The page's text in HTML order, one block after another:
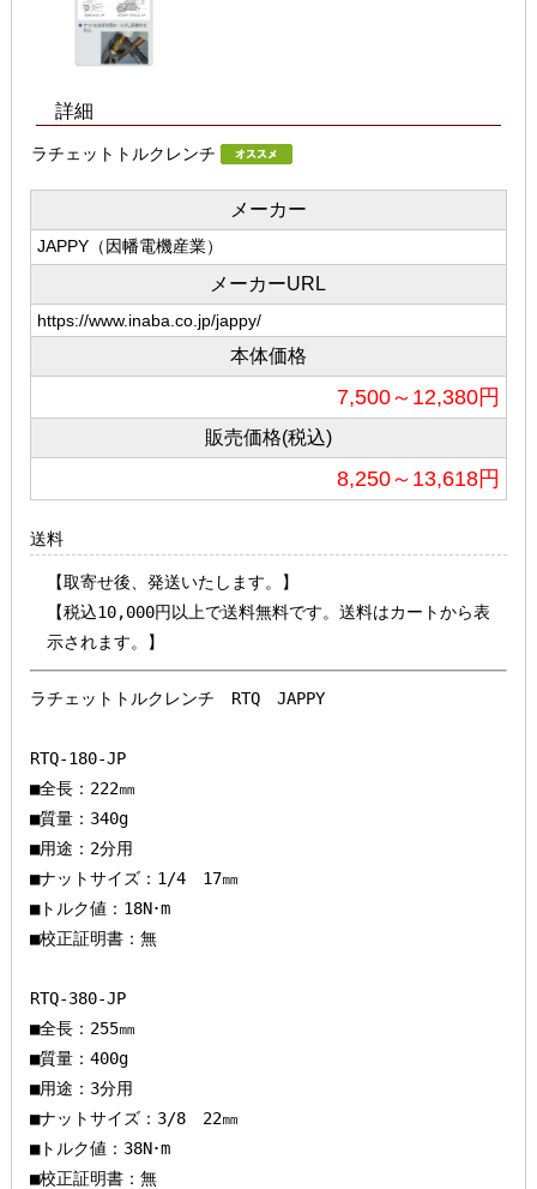
詳細
ラチェットトルクレンチ
メーカー
JAPPY（因幡電機産業）
メーカーURL
https://www.inaba.co.jp/jappy/
本体価格
7,500～12,380円
販売価格(税込)
8,250～13,618円
送料
【取寄せ後、発送いたします。】
【税込10,000円以上で送料無料です。送料はカートから表
ラチェットトルクレンチ　RTQ　JAPPY
RTQ-180-JP
■全長：222㎜
■質量：340g
■用途：2分用
■ナットサイズ：1/4　17㎜
■トルク値：18N･m
■校正証明書：無
RTQ-380-JP
■全長：255㎜
■質量：400g
■用途：3分用
■ナットサイズ：3/8　22㎜
■トルク値：38N･m
■校正証明書：無